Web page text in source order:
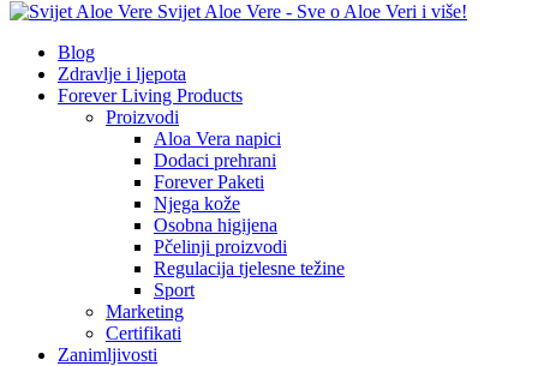
Svijet Aloe Vere - Sve o Aloe Veri i više!
Blog
Zdravlje i ljepota
Forever Living Products
Proizvodi
Aloa Vera napici
Dodaci prehrani
Forever Paketi
Njega kože
Osobna higijena
Pčelinji proizvodi
Regulacija tjelesne težine
Sport
Marketing
Certifikati
Zanimljivosti